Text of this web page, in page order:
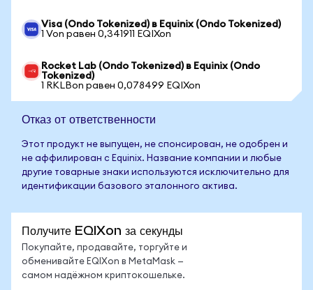
Visa (Ondo Tokenized) в Equinix (Ondo Tokenized)
1 Von равен 0,341911 EQIXon
Rocket Lab (Ondo Tokenized) в Equinix (Ondo
Tokenized)
1 RKLBon равен 0,078499 EQIXon
Отказ от ответственности
Этот продукт не выпущен, не спонсирован, не одобрен и
не аффилирован с Equinix. Название компании и любые
другие товарные знаки используются исключительно для
идентификации базового эталонного актива.
Получите EQIXon за секунды
Покупайте, продавайте, торгуйте и
обменивайте EQIXon в MetaMask —
самом надёжном криптокошельке.